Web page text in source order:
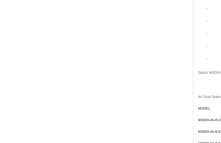
·
·
·
·
·
Gaia's
All Dual
MODEL
MGDDI-06-R-C
MGDDI-06-R-E